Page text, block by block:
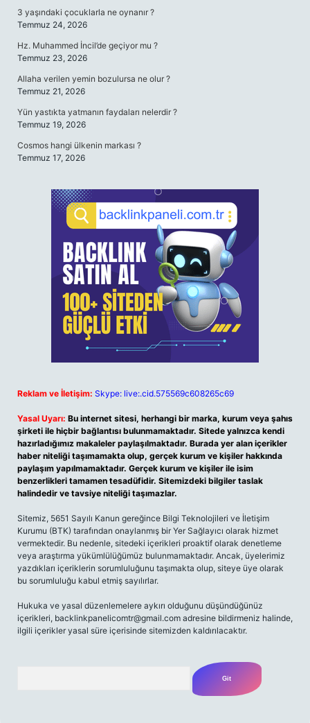
3 yaşındaki çocuklarla ne oynanır ?
Temmuz 24, 2026
Hz. Muhammed İncil’de geçiyor mu ?
Temmuz 23, 2026
Allaha verilen yemin bozulursa ne olur ?
Temmuz 21, 2026
Yün yastıkta yatmanın faydaları nelerdir ?
Temmuz 19, 2026
Cosmos hangi ülkenin markası ?
Temmuz 17, 2026
Reklam ve İletişim: Skype: live:.cid.575569c608265c69
Yasal Uyarı: Bu internet sitesi, herhangi bir marka, kurum veya şahıs
şirketi ile hiçbir bağlantısı bulunmamaktadır. Sitede yalnızca kendi
hazırladığımız makaleler paylaşılmaktadır. Burada yer alan içerikler
haber niteliği taşımamakta olup, gerçek kurum ve kişiler hakkında
paylaşım yapılmamaktadır. Gerçek kurum ve kişiler ile isim
benzerlikleri tamamen tesadüfidir. Sitemizdeki bilgiler taslak
halindedir ve tavsiye niteliği taşımazlar.
Sitemiz, 5651 Sayılı Kanun gereğince Bilgi Teknolojileri ve İletişim
Kurumu (BTK) tarafından onaylanmış bir Yer Sağlayıcı olarak hizmet
vermektedir. Bu nedenle, sitedeki içerikleri proaktif olarak denetleme
veya araştırma yükümlülüğümüz bulunmamaktadır. Ancak, üyelerimiz
yazdıkları içeriklerin sorumluluğunu taşımakta olup, siteye üye olarak
bu sorumluluğu kabul etmiş sayılırlar.
Hukuka ve yasal düzenlemelere aykırı olduğunu düşündüğünüz
içerikleri, backlinkpanelicomtr@gmail.com adresine bildirmeniz halinde,
ilgili içerikler yasal süre içerisinde sitemizden kaldırılacaktır.